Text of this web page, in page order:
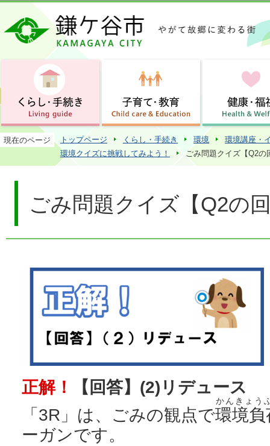
この
現在のページ トップページ くらし・手続き 環境
環境講座・
環境クイズに挑戦してみよう！
ごみ問題クイズ【Q2の
ごみ問題クイズ【Q2の
正解！
【回答】(2)リデュース
「3R」は、ごみの観点で環境負
かんきょう
ーガンです。